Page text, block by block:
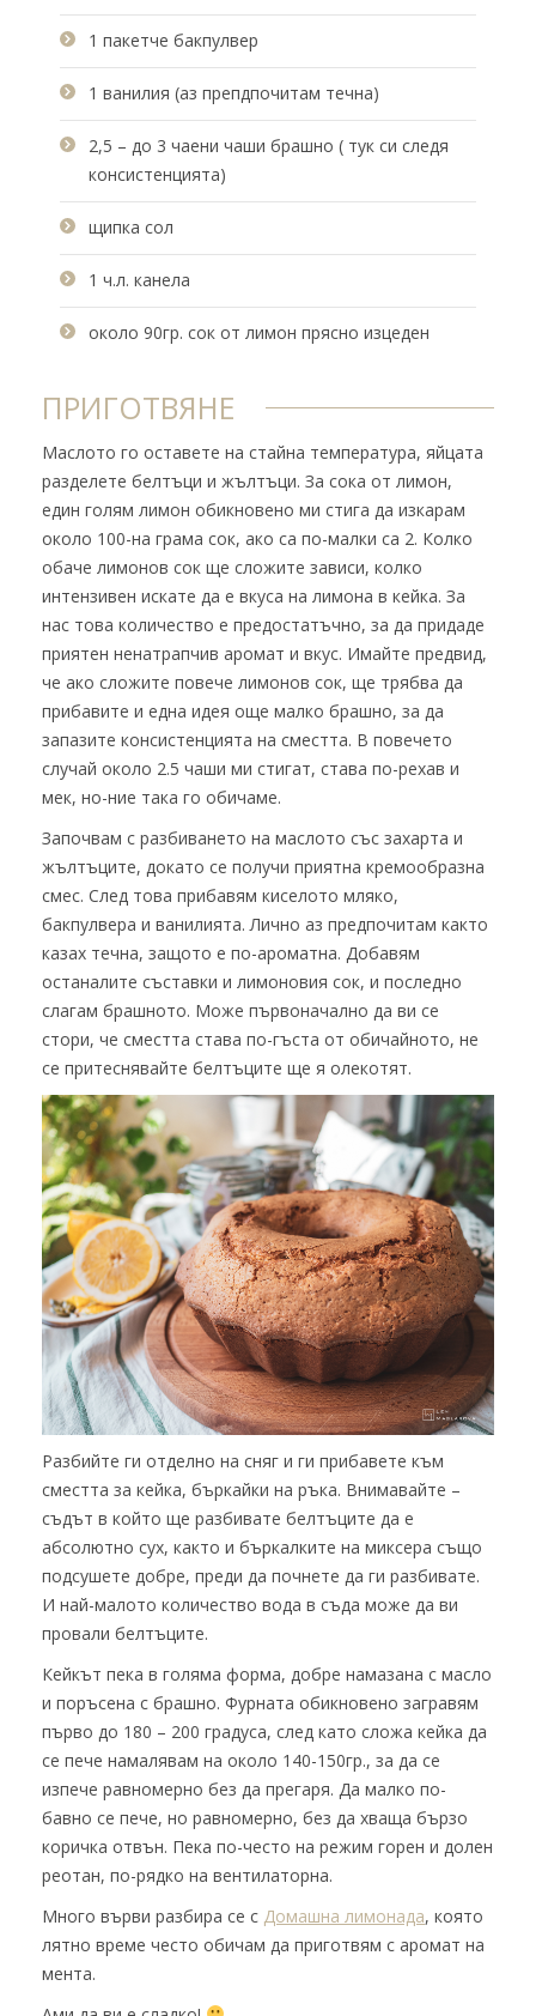
1 пакетче бакпулвер
1 ванилия (аз препдпочитам течна)
2,5 – до 3 чаени чаши брашно ( тук си следя
консистенцията)
щипка сол
1 ч.л. канела
около 90гр. сок от лимон прясно изцеден
ПРИГОТВЯНЕ
Маслото го оставете на стайна температура, яйцата
разделете белтъци и жълтъци. За сока от лимон,
един голям лимон обикновено ми стига да изкарам
около 100-на грама сок, ако са по-малки са 2. Колко
обаче лимонов сок ще сложите зависи, колко
интензивен искате да е вкуса на лимона в кейка. За
нас това количество е предостатъчно, за да придаде
приятен ненатрапчив аромат и вкус. Имайте предвид,
че ако сложите повече лимонов сок, ще трябва да
прибавите и една идея още малко брашно, за да
запазите консистенцията на сместта. В повечето
случай около 2.5 чаши ми стигат, става по-рехав и
мек, но-ние така го обичаме.
Започвам с разбиването на маслото със захарта и
жълтъците, докато се получи приятна кремообразна
смес. След това прибавям киселото мляко,
бакпулвера и ванилията. Лично аз предпочитам както
казах течна, защото е по-ароматна. Добавям
останалите съставки и лимоновия сок, и последно
слагам брашното. Може първоначално да ви се
стори, че сместта става по-гъста от обичайното, не
се притеснявайте белтъците ще я олекотят.
Разбийте ги отделно на сняг и ги прибавете към
сместта за кейка, бъркайки на ръка. Внимавайте –
съдът в който ще разбивате белтъците да е
абсолютно сух, както и бъркалките на миксера също
подсушете добре, преди да почнете да ги разбивате.
И най-малото количество вода в съда може да ви
провали белтъците.
Кейкът пека в голяма форма, добре намазана с масло
и поръсена с брашно. Фурната обикновено загравям
първо до 180 – 200 градуса, след като сложа кейка да
се пече намалявам на около 140-150гр., за да се
изпече равномерно без да прегаря. Да малко по-
бавно се пече, но равномерно, без да хваща бързо
коричка отвън. Пека по-често на режим горен и долен
реотан, по-рядко на вентилаторна.
Много върви разбира се с Домашна лимонада, която
лятно време често обичам да приготвям с аромат на
мента.